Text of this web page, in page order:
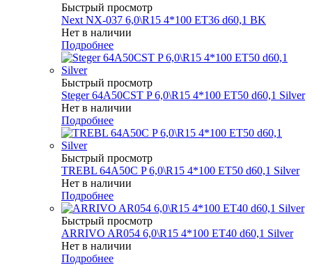
Быстрый просмотр
Next NX-037 6,0\R15 4*100 ET36 d60,1 BK
Нет в наличии
Подробнее
Быстрый просмотр
Steger 64A50CST P 6,0\R15 4*100 ET50 d60,1 Silver
Нет в наличии
Подробнее
Быстрый просмотр
TREBL 64A50C P 6,0\R15 4*100 ET50 d60,1 Silver
Нет в наличии
Подробнее
Быстрый просмотр
ARRIVO AR054 6,0\R15 4*100 ET40 d60,1 Silver
Нет в наличии
Подробнее